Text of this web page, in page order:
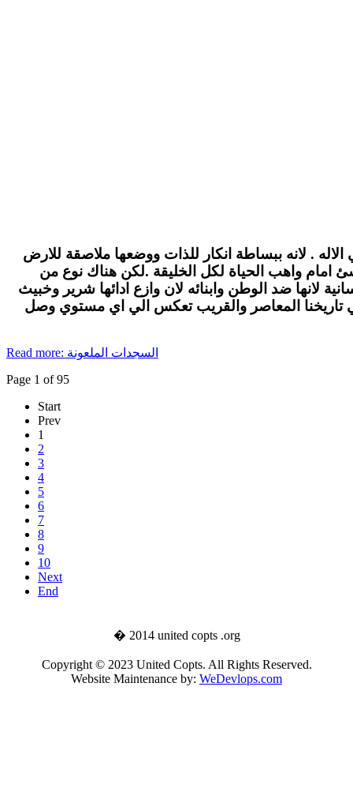
. لانه ببساطة انكار للذات ووضعها ملاصقة للارض
امام واهب الحياة لكل الخليقة .لكن هناك نوع من
لانها ضد الوطن وابنائه لان وازع ادائها شرير وخبيث
تاريخنا المعاصر والقريب تعكس الي اي مستوي وصل
Read more: السجدات الملعونة
Page 1 of 95
Start
Prev
1
2
3
4
5
6
7
8
9
10
Next
End
� 2014 united copts .org
Copyright © 2023 United Copts. All Rights Reserved.
Website Maintenance by: WeDevlops.com